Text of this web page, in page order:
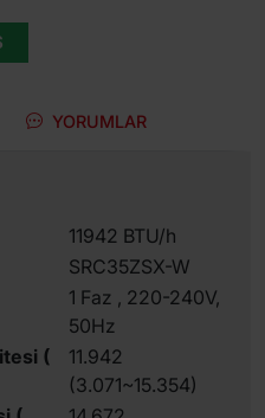
YORUMLAR
11942 BTU/h
SRC35ZSX-W
1 Faz , 220-240V,
50Hz
(
11.942
(3.071~15.354)